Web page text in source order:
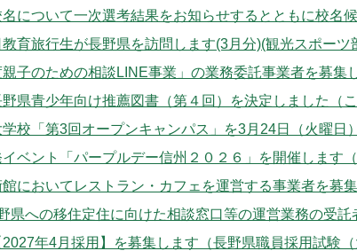
について一次選考結果をお知らせするとともに校名
育旅行生が長野県を訪問します(3月分)(観光スポーツ
親子のための相談LINE事業」の業務委託事業者を募
県青少年向け推薦図書（第４回）を決定しました（
校「第3回オープンキャンパス」を3月24日（火曜日
ベント「パープルデー信州２０２６」を開催します
においてレストラン・カフェを運営する事業者を募
県への移住定住に向けた相談窓口等の運営業務の受託
年4月採用】を募集します（長野県職員採用試験